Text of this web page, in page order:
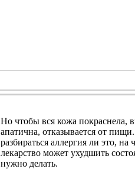
Но чтобы вся кожа покраснела,
апатична, отказывается от
разбираться аллергия ли это,
лекарство может ухудшить
нужно делать.